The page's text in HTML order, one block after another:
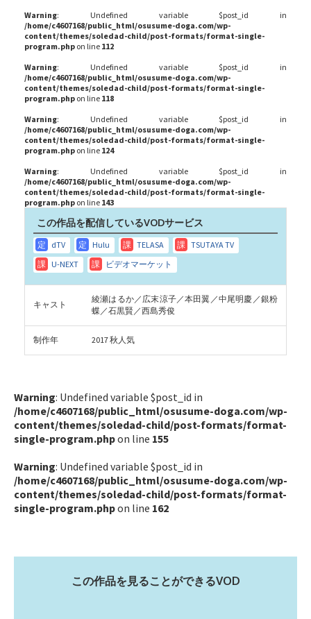
Warning: Undefined variable $post_id in
/home/c4607168/public_html/osusume-doga.com/wp-
content/themes/soledad-child/post-formats/format-single-
program.php on line 112
Warning: Undefined variable $post_id in
/home/c4607168/public_html/osusume-doga.com/wp-
content/themes/soledad-child/post-formats/format-single-
program.php on line 118
Warning: Undefined variable $post_id in
/home/c4607168/public_html/osusume-doga.com/wp-
content/themes/soledad-child/post-formats/format-single-
program.php on line 124
Warning: Undefined variable $post_id in
/home/c4607168/public_html/osusume-doga.com/wp-
content/themes/soledad-child/post-formats/format-single-
program.php on line 143
この作品を配信しているVODサービス
キャスト
綾瀬はるか／広末涼子／本田翼／中尾明慶／銀粉
蝶／石黒賢／西島秀俊
制作年 2017 秋人気
Warning: Undefined variable $post_id in
/home/c4607168/public_html/osusume-doga.com/wp-
content/themes/soledad-child/post-formats/format-
single-program.phpon line 155
Warning: Undefined variable $post_id in
/home/c4607168/public_html/osusume-doga.com/wp-
content/themes/soledad-child/post-formats/format-
single-program.phpon line 162
この作品を見ることができるVOD